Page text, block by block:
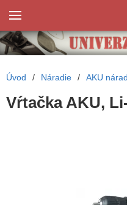
Úvod / Náradie / AKU
Vŕtačka AKU,